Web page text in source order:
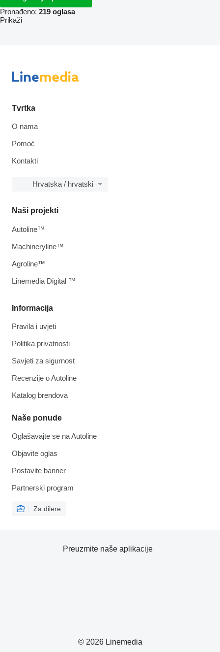
Pronađeno: 219 oglasa
Prikaži
Tvrtka
O nama
Pomoć
Kontakti
Hrvatska / hrvatski
Informacija
Pravila i uvjeti
Politika privatnosti
Savjeti za sigurnost
Recenzije o Autoline
Katalog brendova
Naše ponude
Oglašavajte se na Autoline
Objavite oglas
Postavite banner
Partnerski program
Za dilere
Naši projekti
Autoline™
Machineryline™
Agroline™
Linemedia Digital ™
© 2026 Linemedia
Preuzmite naše aplikacije